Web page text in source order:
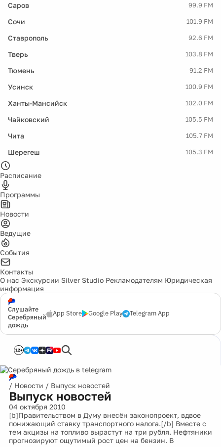
Саров 99.9 FM
Сочи 101.9 FM
Ставрополь 92.6 FM
Тверь 103.8 FM
Тюмень 91.2 FM
Усинск 100.9 FM
Ханты-Мансийск 102.0 FM
Чайковский 105.5 FM
Чита 105.7 FM
Шерегеш 105.3 FM
Расписание
Программы
Новости
Ведущие
События
Контакты
О нас Экскурсии Silver Studio Рекламодателям Юридическая
информация
Слушайте
Серебряный
дождь
App Store Google Play Telegram App
12+
/ Новости / Выпуск новостей
Выпуск новостей
04 октября 2010
[b]Правительством в Думу внесён законопроект, вдвое
понижающий ставку транспортного налога.[/b] Вместе с
тем акцизы на топливо вырастут на три рубля. Нефтяники
прогнозируют ощутимый рост цен на бензин. В